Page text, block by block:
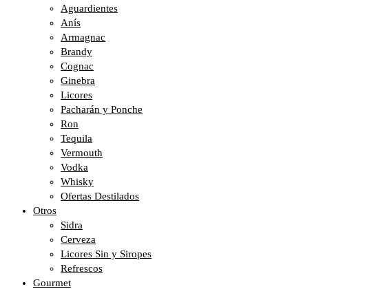
Aguardientes
Anís
Armagnac
Brandy
Cognac
Ginebra
Licores
Pacharán y Ponche
Ron
Tequila
Vermouth
Vodka
Whisky
Ofertas Destilados
Otros
Sidra
Cerveza
Licores Sin y Siropes
Refrescos
Gourmet